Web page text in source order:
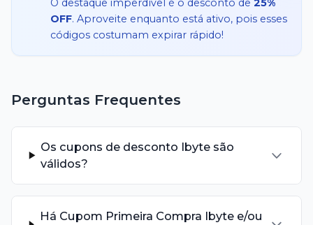
O destaque imperdível é o desconto de 25%
OFF. Aproveite enquanto está ativo, pois esses
códigos costumam expirar rápido!
Perguntas Frequentes
Os cupons de desconto Ibyte são
válidos?
Há Cupom Primeira Compra Ibyte e/ou